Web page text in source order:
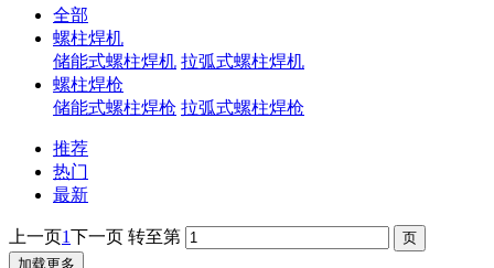
全部
螺柱焊机
储能式螺柱焊机 拉弧式螺柱焊机
螺柱焊枪
储能式螺柱焊枪 拉弧式螺柱焊枪
推荐
热门
最新
上一页1下一页 转至第
加载更多